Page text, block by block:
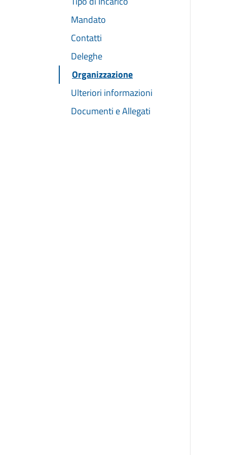
Mandato
Contatti
Deleghe
Organizzazione
Ulteriori informazioni
Documenti e Allegati